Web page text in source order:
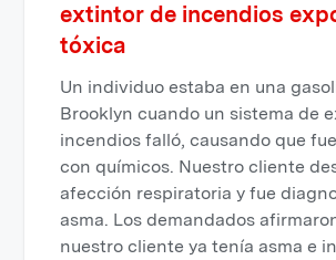
extintor de incendios
tóxica
Un individuo estaba en una
Brooklyn cuando un sistema de
incendios falló, causando que
con químicos. Nuestro cliente
afección respiratoria y fue
asma. Los demandados
nuestro cliente ya tenía asma e